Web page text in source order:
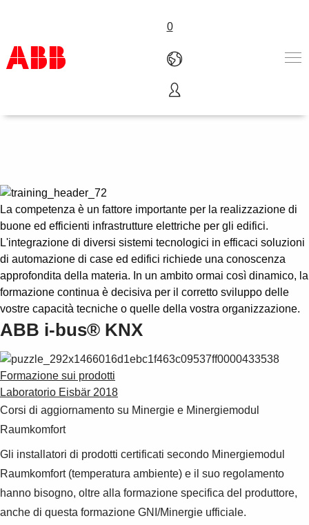
0
Products & Solutions
Contact us
Careers
Formazione e certificazione
La competenza è un fattore importante per la realizzazione di
buone ed efficienti infrastrutture elettriche per gli edifici.
L'integrazione di diversi sistemi tecnologici in efficaci soluzioni
di automazione di case ed edifici richiede una conoscenza
approfondita della materia. In un ambito ormai così dinamico, la
formazione continua è decisiva per il corretto sviluppo delle
vostre capacità tecniche o quelle della vostra organizzazione.
ABB i-bus® KNX
Formazione sui prodotti
Laboratorio Eisbär 2018
Corsi di aggiornamento su Minergie e Minergiemodul
Raumkomfort
Gli installatori di prodotti certificati secondo Minergiemodul
Raumkomfort (temperatura ambiente) e il suo regolamento
hanno bisogno, oltre alla formazione specifica del produttore,
anche di questa formazione GNI/Minergie ufficiale.